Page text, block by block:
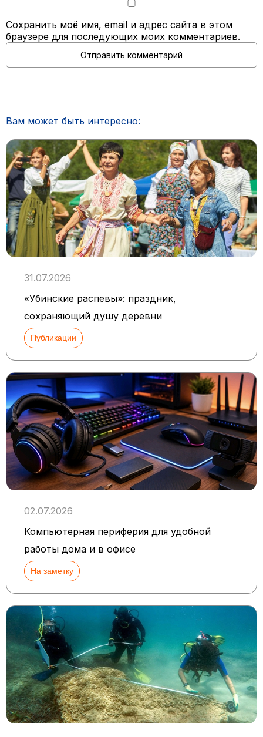
Сохранить моё имя, email и адрес сайта в этом
браузере для последующих моих комментариев.
Вам может быть интересно:
31.07.2026
«Убинские распевы»: праздник,
сохраняющий душу деревни
Публикации
02.07.2026
Компьютерная периферия для удобной
работы дома и в офисе
На заметку